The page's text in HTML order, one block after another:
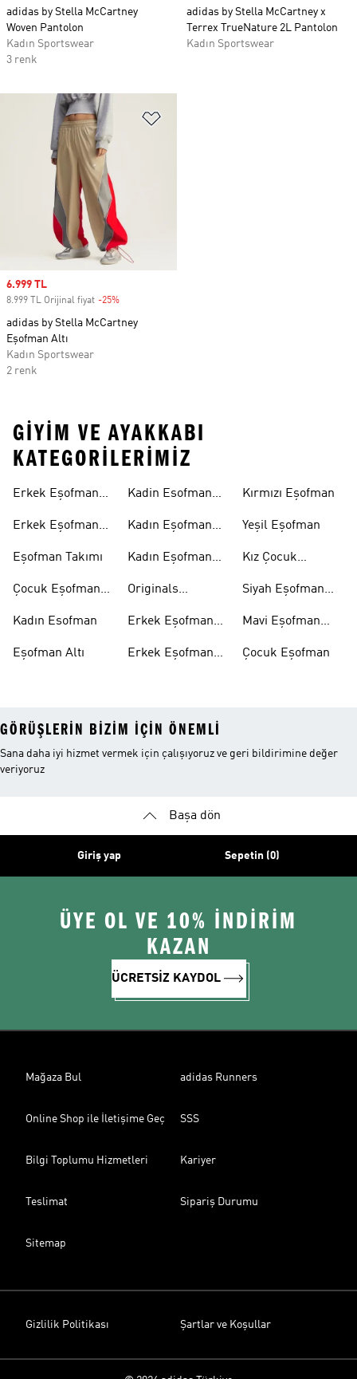
adidas by Stella McCartney
Woven Pantolon
Kadın Sportswear
3 renk
adidas by Stella McCartney x
Terrex TrueNature 2L Pantolon
Kadın Sportswear
Sale price
6.999 TL
8.999 TL Orijinal fiyat -25%
adidas by Stella McCartney
Eşofman Altı
Kadın Sportswear
2 renk
GIYIM VE AYAKKABI
KATEGORILERIMIZ
Erkek Eşofman
Erkek Eşofman
Eşofman Takımı
Çocuk Eşofman
Kadın Esofman
Eşofman Altı
Kadin Esofman
Kadın Eşofman
Kadın Eşofman
Originals
Erkek Eşofman
Erkek Eşofman
Kırmızı Eşofman
Yeşil Eşofman
Kız Çocuk
Siyah Eşofman
Mavi Eşofman
Çocuk Eşofman
GÖRÜŞLERIN BIZIM IÇIN ÖNEMLI
Sana daha iyi hizmet vermek için çalışıyoruz ve geri bildirimine değer
veriyoruz
Başa dön
Giriş yap Sepetin (0)
ÜYE OL VE 10% İNDİRİM
KAZAN
ÜCRETSİZ KAYDOL
Mağaza Bul adidas Runners
Online Shop ile İletişime Geç SSS
Bilgi Toplumu Hizmetleri Kariyer
Teslimat Sipariş Durumu
Sitemap
Gizlilik Politikası Şartlar ve Koşullar